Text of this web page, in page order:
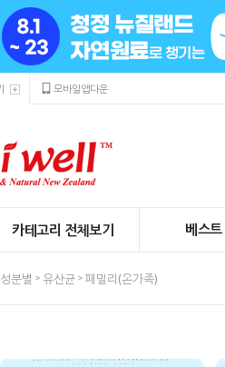
모바일앱다운
카테고리 전체보기 베스트
성분별 > 유산균 > 패밀리(온가족)